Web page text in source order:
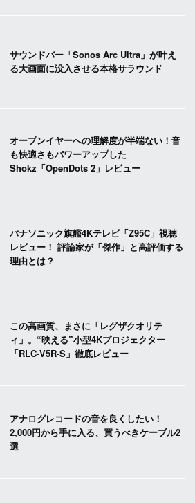
サウンドバー「Sonos Arc Ultra」が叶え
る大画面に没入させる本格サラウンド
オープンイヤーへの理解度が半端ない！音
も快適さもパワーアップした
Shokz「OpenDots 2」レビュー
パナソニック旗艦4Kテレビ「Z95C」視聴
レビュー！ 評論家が「傑作」と高評価する
理由とは？
この高画質、まさに「レグザクオリテ
ィ」。“映える”小型4Kプロジェクター
「RLC-V5R-S」徹底レビュー
アナログレコードの音を良くしたい！
2,000円から手に入る、買うべきケーブル2
選